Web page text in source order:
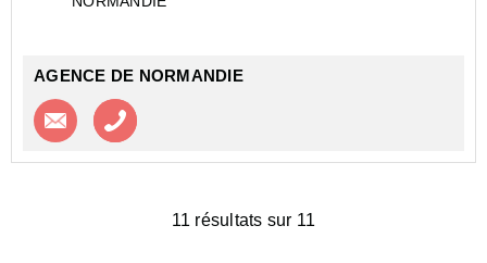
AGENCE DE NORMANDIE
Contacter l'agence
11 résultats sur 11